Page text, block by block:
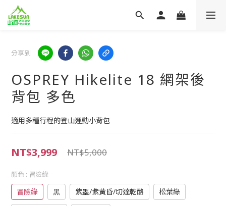
分享到
OSPREY Hikelite 18 網架後
背包 多色
適用多種行程的登山運動小背包
NT$3,999 NT$5,000
顏色 : 冒險綠
冒險綠 黑 紫墨/紫黃昏/切達乾酪 松葉綠